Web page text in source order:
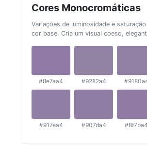
Cores Monocromáticas
Variações de luminosidade e
cor base. Cria um visual coeso,
#8e7aa4 #9282a4
#917ea4 #907da4 #8f7ba4